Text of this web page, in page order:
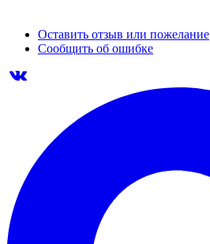
Оставить отзыв или пожелание
Сообщить об ошибке